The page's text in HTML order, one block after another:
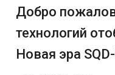
Добро
технологий
Новая эра